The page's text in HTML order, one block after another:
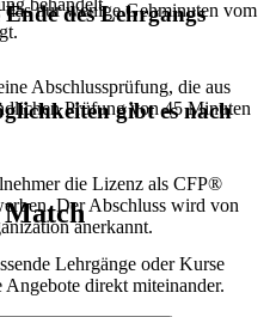
nur wenige Gehminuten vom
des Lehrgangs
Abschlussprüfung, die aus
Prüfung von 45 Minuten
gibt es nach
die Lizenz als CFP®
Der Abschluss wird von
anerkannt.
Match
Lehrgänge oder Kurse
direkt miteinander.